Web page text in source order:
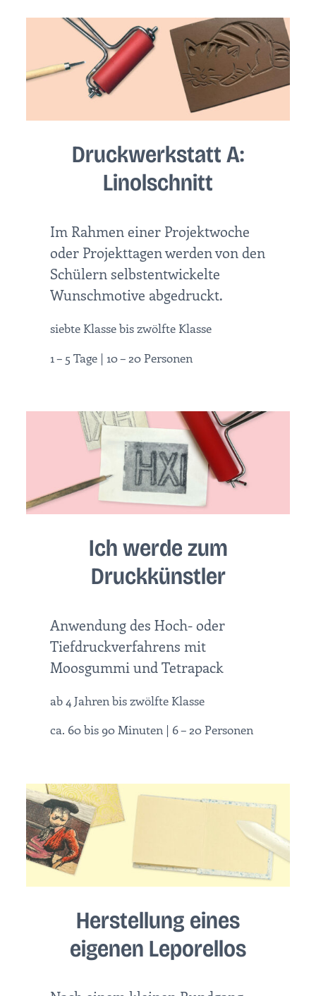
Druckwerkstatt A:
Linolschnitt
Im Rahmen einer Projektwoche
oder Projekttagen werden von den
Schülern selbstentwickelte
Wunschmotive abgedruckt.
siebte Klasse bis zwölfte Klasse
1 – 5 Tage | 10 – 20 Personen
Ich werde zum
Druckkünstler
Anwendung des Hoch- oder
Tiefdruckverfahrens mit
Moosgummi und Tetrapack
ab 4 Jahren bis zwölfte Klasse
ca. 60 bis 90 Minuten | 6 – 20 Personen
Herstellung eines
eigenen Leporellos